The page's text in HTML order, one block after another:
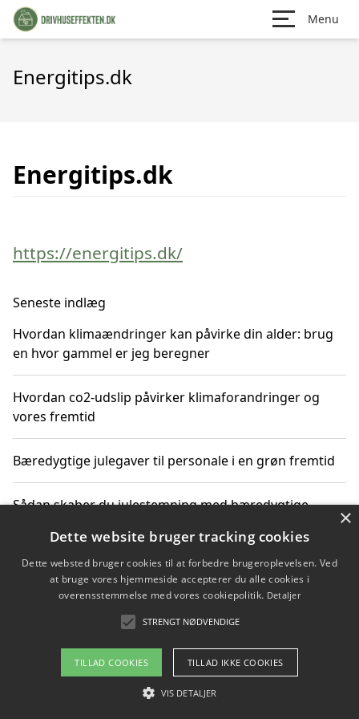
Menu
Energitips.dk
Energitips.dk
https://energitips.dk/
Seneste indlæg
Hvordan klimaændringer kan påvirke din alder: brug
en hvor gammel er jeg beregner
Hvordan co2-udslip påvirker klimaforandringer og
vores fremtid
Bæredygtige julegaver til personale i en grøn fremtid
Sådan skaber du julestemning med bæredygtige
Sådan skaber du et bæredygtigt hjem med familien i
Copyright 2026 - Pilanto Aps
Om / kontakt
×
Dette website bruger tracking cookies
Dette websted bruger cookies til at forbedre brugeroplevelsen. Ved
at bruge vores hjemmeside accepterer du alle cookies i
overensstemmelse med vores cookiepolitik. Detaljer
STRENGT NØDVENDIGE
TILLAD COOKIES TILLAD IKKE COOKIES
VIS DETALJER